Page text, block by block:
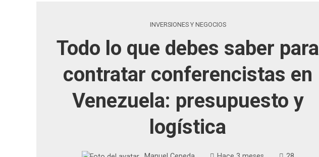
INVERSIONES Y NEGOCIOS
Todo lo que debes saber para
contratar conferencistas en
Venezuela: presupuesto y
logística